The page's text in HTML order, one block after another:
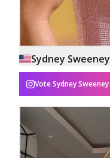
Sydney Sweeney
VoteSydney Sweeney